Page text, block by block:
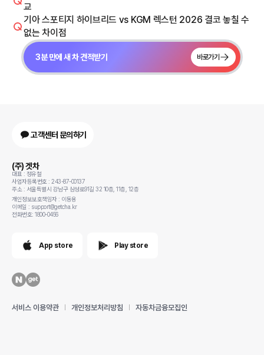
교
기아 스포티지 하이브리드 vs KGM 렉스턴 2026 결코 놓칠 수
없는 차이점
3분 만에 새 차 견적받기 바로가기
고객센터 문의하기
(주) 겟차
대표 : 정유철
사업자등록번호 : 243-87-00137
주소 : 서울특별시 강남구 삼성로91길 32 10층, 11층, 12층
개인정보보호책임자 : 이동용
이메일 : support@getcha.kr
전화번호: 1800-0456
App store Play store
서비스 이용약관 개인정보처리방침 자동차금융모집인